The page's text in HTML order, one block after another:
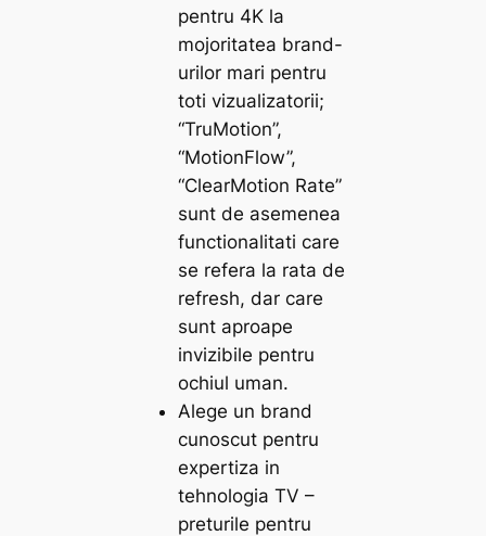
pentru 4K la
mojoritatea brand-
urilor mari pentru
toti vizualizatorii;
“TruMotion”,
“MotionFlow”,
“ClearMotion Rate”
sunt de asemenea
functionalitati care
se refera la rata de
refresh, dar care
sunt aproape
invizibile pentru
ochiul uman.
Alege un brand
cunoscut pentru
expertiza in
tehnologia TV –
preturile pentru